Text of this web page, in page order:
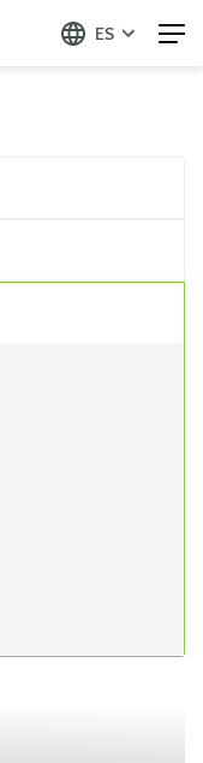
ES